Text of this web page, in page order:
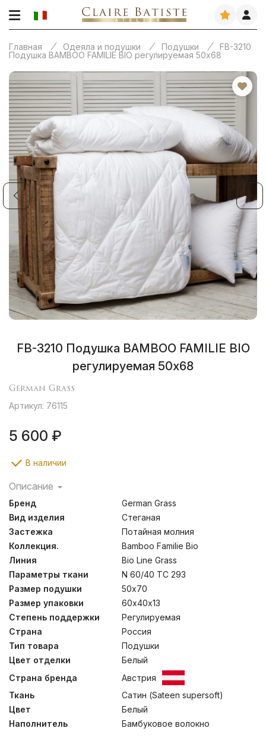
Главная Одеяла и подушки Подушки
FB-3210
Подушка BAMBOO FAMILIE BIO регулируемая 50х68
FB-3210 Подушка BAMBOO FAMILIE BIO
регулируемая 50х68
German Grass
Артикул: 76115
5 600 ₽
В наличии
Описание
Бамбук служит превосходным сырьем для подушек и
одеял: легкие и воздушные волокна обладают
бактерицидными свойствами, создавая отличные
условия сна. Легкие одеяла идеальны для теплых
ночей, всесезонные одеяла- прекрасный выбор для
городских квартир. Стеганные внешние чехлы
подушек – на “молнии”, предназначенной для
возможности регулировки количества наполнителя
внутренней камеры, который можно отбирать-
добавлять вручную, подбирая оптимальный объем.
Стирка при температуре до 30С°.
Бренд
German Grass
Вид изделия
Стеганая
Застежка
Потайная молния
Коллекция.
Bamboo Familie Bio
Линия
Bio Line Grass
Параметры ткани
N 60/40 TC 293
Размер подушки
50х70
Размер упаковки
60х40х13
Степень поддержки
Регулируемая
Страна
Россия
Тип товара
Подушки
Цвет отделки
Белый
Страна бренда
Австрия
Ткань
Сатин (Sateen supersoft)
Цвет
Белый
Наполнитель
Бамбуковое волокно